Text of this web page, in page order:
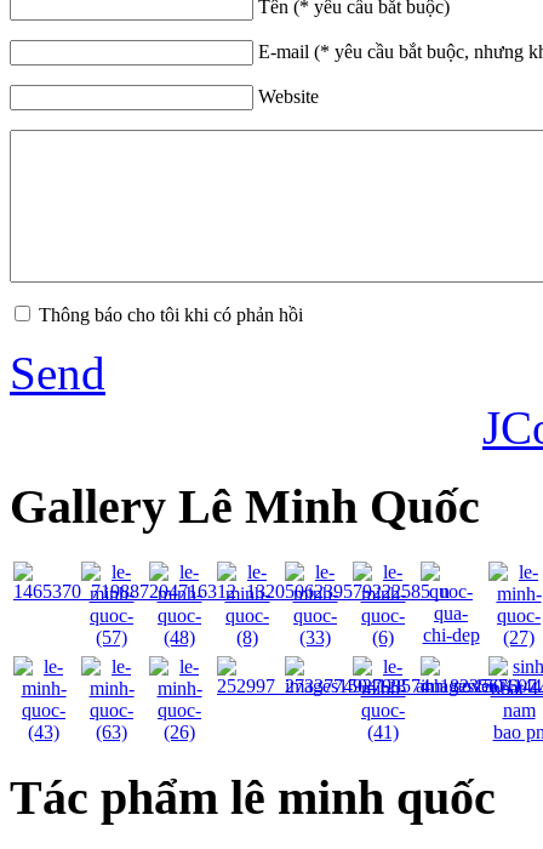
Tên (* yêu cầu bắt buộc)
E-mail (* yêu cầu bắt buộc, nhưng
Website
Thông báo cho tôi khi có phản hồi
Send
Gallery Lê Minh Quốc
Tác phẩm lê minh quốc